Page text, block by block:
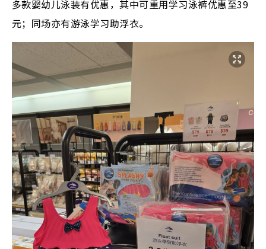
多款婴幼儿泳装有优惠，其中可重用学习泳裤优惠至39
元；同场亦有游泳学习助浮衣。